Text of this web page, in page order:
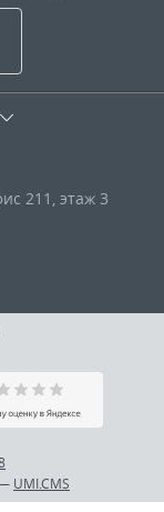
211, этаж 3
UMI.CMS